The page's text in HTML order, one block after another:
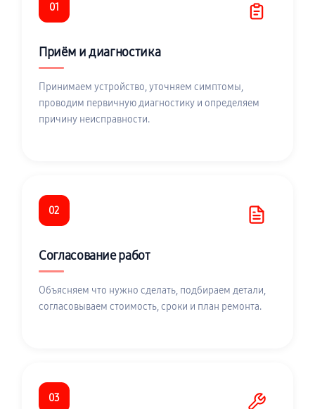
01
Приём и диагностика
Принимаем устройство, уточняем симптомы,
проводим первичную диагностику и определяем
причину неисправности.
02
Согласование работ
Объясняем что нужно сделать, подбираем детали,
согласовываем стоимость, сроки и план ремонта.
03